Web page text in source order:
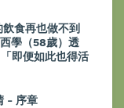
食再也做不到
學（58歲）透
即便如此也得活
- 序章